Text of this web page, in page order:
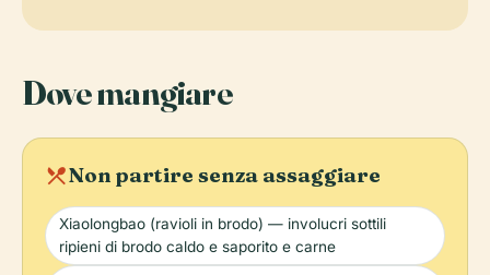
Dove mangiare
local_diningNon partire senza assaggiare
Xiaolongbao (ravioli in brodo) — involucri sottili
ripieni di brodo caldo e saporito e carne